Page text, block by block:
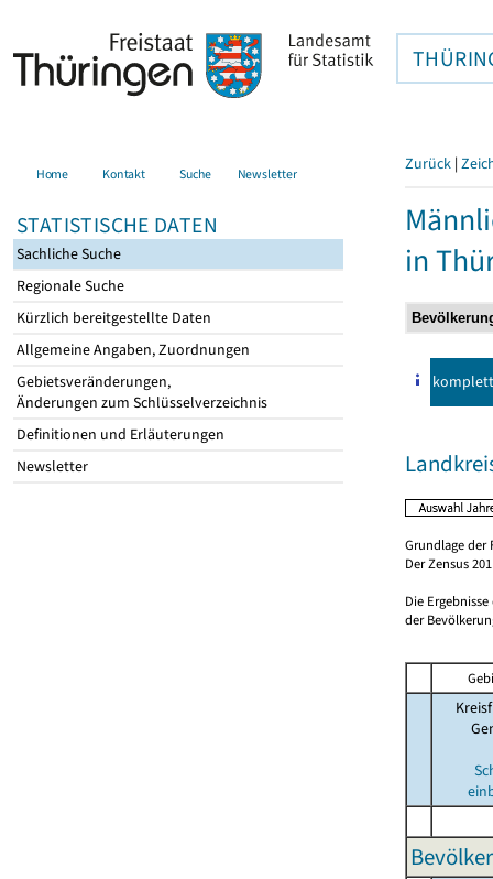
Home Kontakt Suche Newsletter
STATISTISCHE DATEN
Sachliche Suche
Regionale Suche
Kürzlich bereitgestellte Daten
Allgemeine Angaben, Zuordnungen
Gebietsveränderungen,
Änderungen zum Schlüsselverzeichnis
Definitionen und Erläuterungen
Newsletter
Zurück |
in
komplett
Grundlage der
Der Zensus
Die
der